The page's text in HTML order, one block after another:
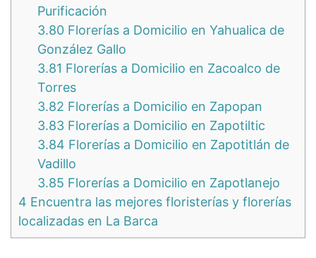
Purificación
3.80 Florerías a Domicilio en Yahualica de
González Gallo
3.81 Florerías a Domicilio en Zacoalco de
Torres
3.82 Florerías a Domicilio en Zapopan
3.83 Florerías a Domicilio en Zapotiltic
3.84 Florerías a Domicilio en Zapotitlán de
Vadillo
3.85 Florerías a Domicilio en Zapotlanejo
4 Encuentra las mejores floristerías y florerías
localizadas en La Barca